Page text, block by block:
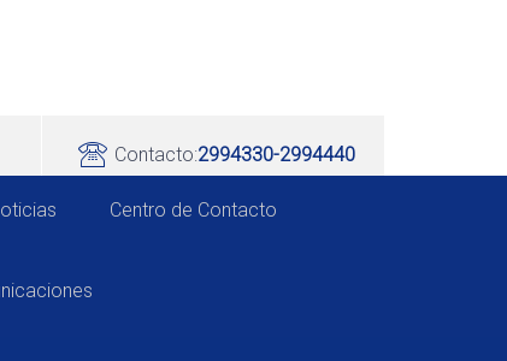
Contacto:2994330-2994440
Centro de Contacto